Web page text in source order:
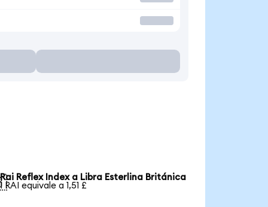
Rai Reflex Index a Libra Esterlina Británica
1 RAI equivale a 1,51 £